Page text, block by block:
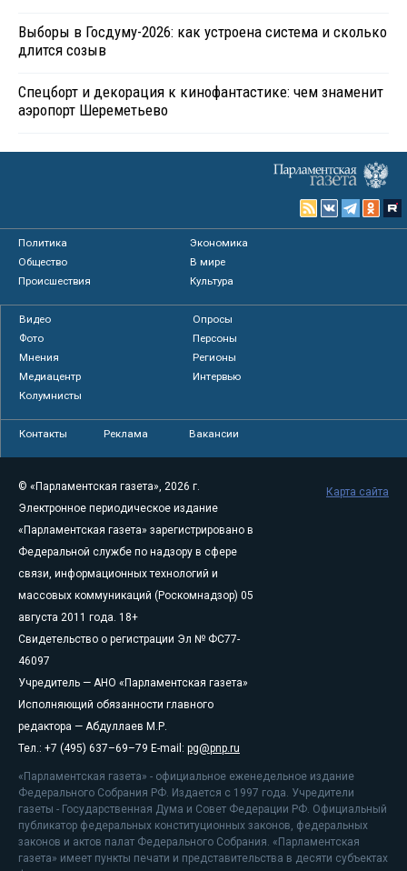
Выборы в Госдуму-2026: как устроена система и сколько
длится созыв
Спецборт и декорация к кинофантастике: чем знаменит
аэропорт Шереметьево
Политика
Экономика
Общество
В мире
Происшествия
Культура
Видео
Опросы
Фото
Персоны
Мнения
Регионы
Медиацентр
Интервью
Колумнисты
Контакты Реклама Вакансии
© «Парламентская газета», 2026 г.
Электронное периодическое издание
«Парламентская газета» зарегистрировано в
Федеральной службе по надзору в сфере
связи, информационных технологий и
массовых коммуникаций (Роскомнадзор) 05
августа 2011 года. 18+
Свидетельство о регистрации Эл № ФС77-
46097
Учредитель — АНО «Парламентская газета»
Исполняющий обязанности главного
редактора — Абдуллаев М.Р.
Тел.: +7 (495) 637–69–79 E-mail: pg@pnp.ru
«Парламентская газета» - официальное еженедельное издание
Федерального Собрания РФ. Издается с 1997 года. Учредители
газеты - Государственная Дума и Совет Федерации РФ. Официальный
публикатор федеральных конституционных законов, федеральных
законов и актов палат Федерального Собрания. «Парламентская
газета» имеет пункты печати и представительства в десяти субъектах
Карта сайта